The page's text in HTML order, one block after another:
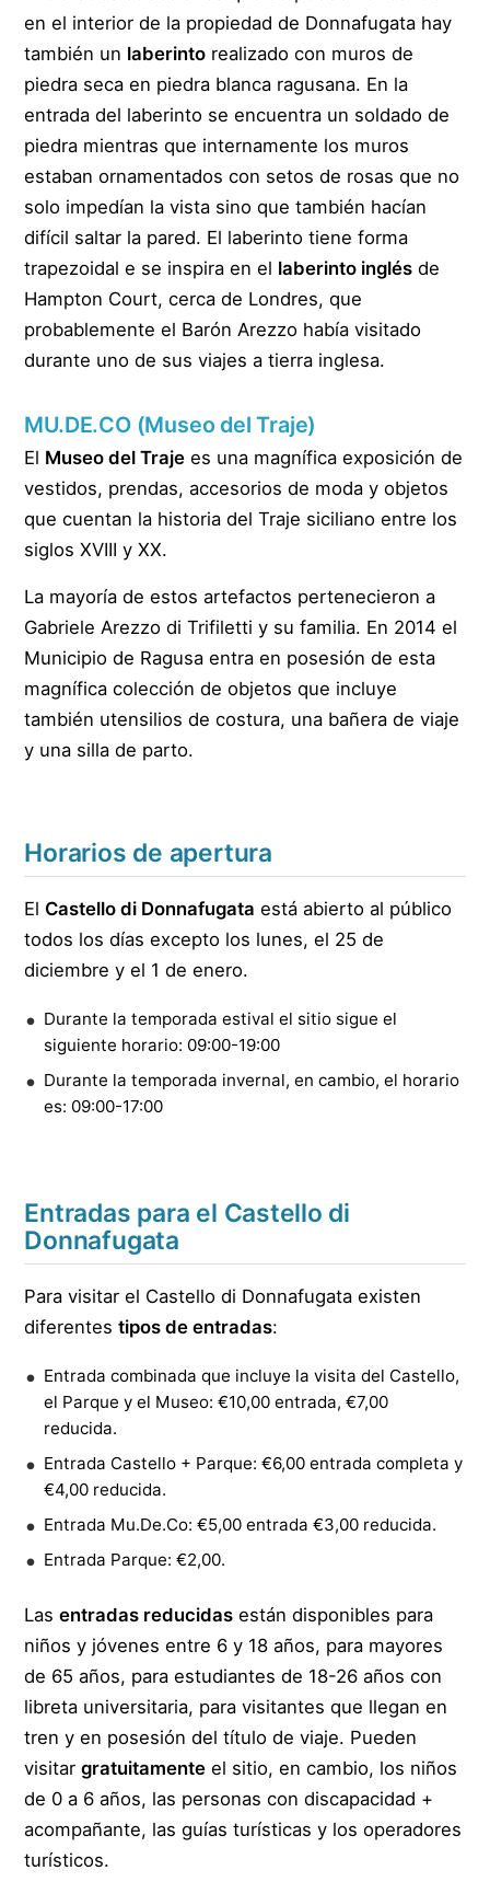
en el interior de la propiedad de Donnafugata hay
también un laberinto realizado con muros de
piedra seca en piedra blanca ragusana. En la
entrada del laberinto se encuentra un soldado de
piedra mientras que internamente los muros
estaban ornamentados con setos de rosas que no
solo impedían la vista sino que también hacían
difícil saltar la pared. El laberinto tiene forma
trapezoidal e se inspira en el laberinto inglés de
Hampton Court, cerca de Londres, que
probablemente el Barón Arezzo había visitado
durante uno de sus viajes a tierra inglesa.
MU.DE.CO (Museo del Traje)
El Museo del Traje es una magnífica exposición de
vestidos, prendas, accesorios de moda y objetos
que cuentan la historia del Traje siciliano entre los
siglos XVIII y XX.
La mayoría de estos artefactos pertenecieron a
Gabriele Arezzo di Trifiletti y su familia. En 2014 el
Municipio de Ragusa entra en posesión de esta
magnífica colección de objetos que incluye
también utensilios de costura, una bañera de viaje
y una silla de parto.
Horarios de apertura
El Castello di Donnafugata está abierto al público
todos los días excepto los lunes, el 25 de
diciembre y el 1 de enero.
Durante la temporada estival el sitio sigue el
siguiente horario: 09:00-19:00
Durante la temporada invernal, en cambio, el horario
es: 09:00-17:00
Entradas para el Castello di
Donnafugata
Para visitar el Castello di Donnafugata existen
diferentestipos de entradas:
Entrada combinada que incluye la visita del Castello,
el Parque y el Museo: €10,00 entrada, €7,00
reducida.
Entrada Castello + Parque: €6,00 entrada completa y
€4,00 reducida.
Entrada Mu.De.Co: €5,00 entrada €3,00 reducida.
Entrada Parque: €2,00.
Lasentradas reducidas están disponibles para
niños y jóvenes entre 6 y 18 años, para mayores
de 65 años, para estudiantes de 18-26 años con
libreta universitaria, para visitantes que llegan en
tren y en posesión del título de viaje. Pueden
visitargratuitamente el sitio, en cambio, los niños
de 0 a 6 años, las personas con discapacidad +
acompañante, las guías turísticas y los operadores
turísticos.